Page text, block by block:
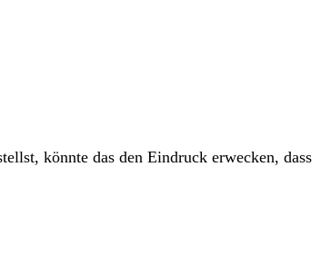
könnte das den Eindruck erwecken, dass